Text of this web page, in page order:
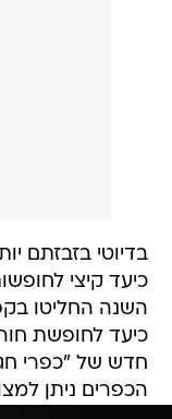
בדיוטי בזבזתם
כיעד קיצי
השנה החליטו
כיעד לחופשת
חדש של "כפרי
הכפרים ניתן